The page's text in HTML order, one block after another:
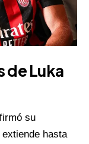
de Luka
su
hasta